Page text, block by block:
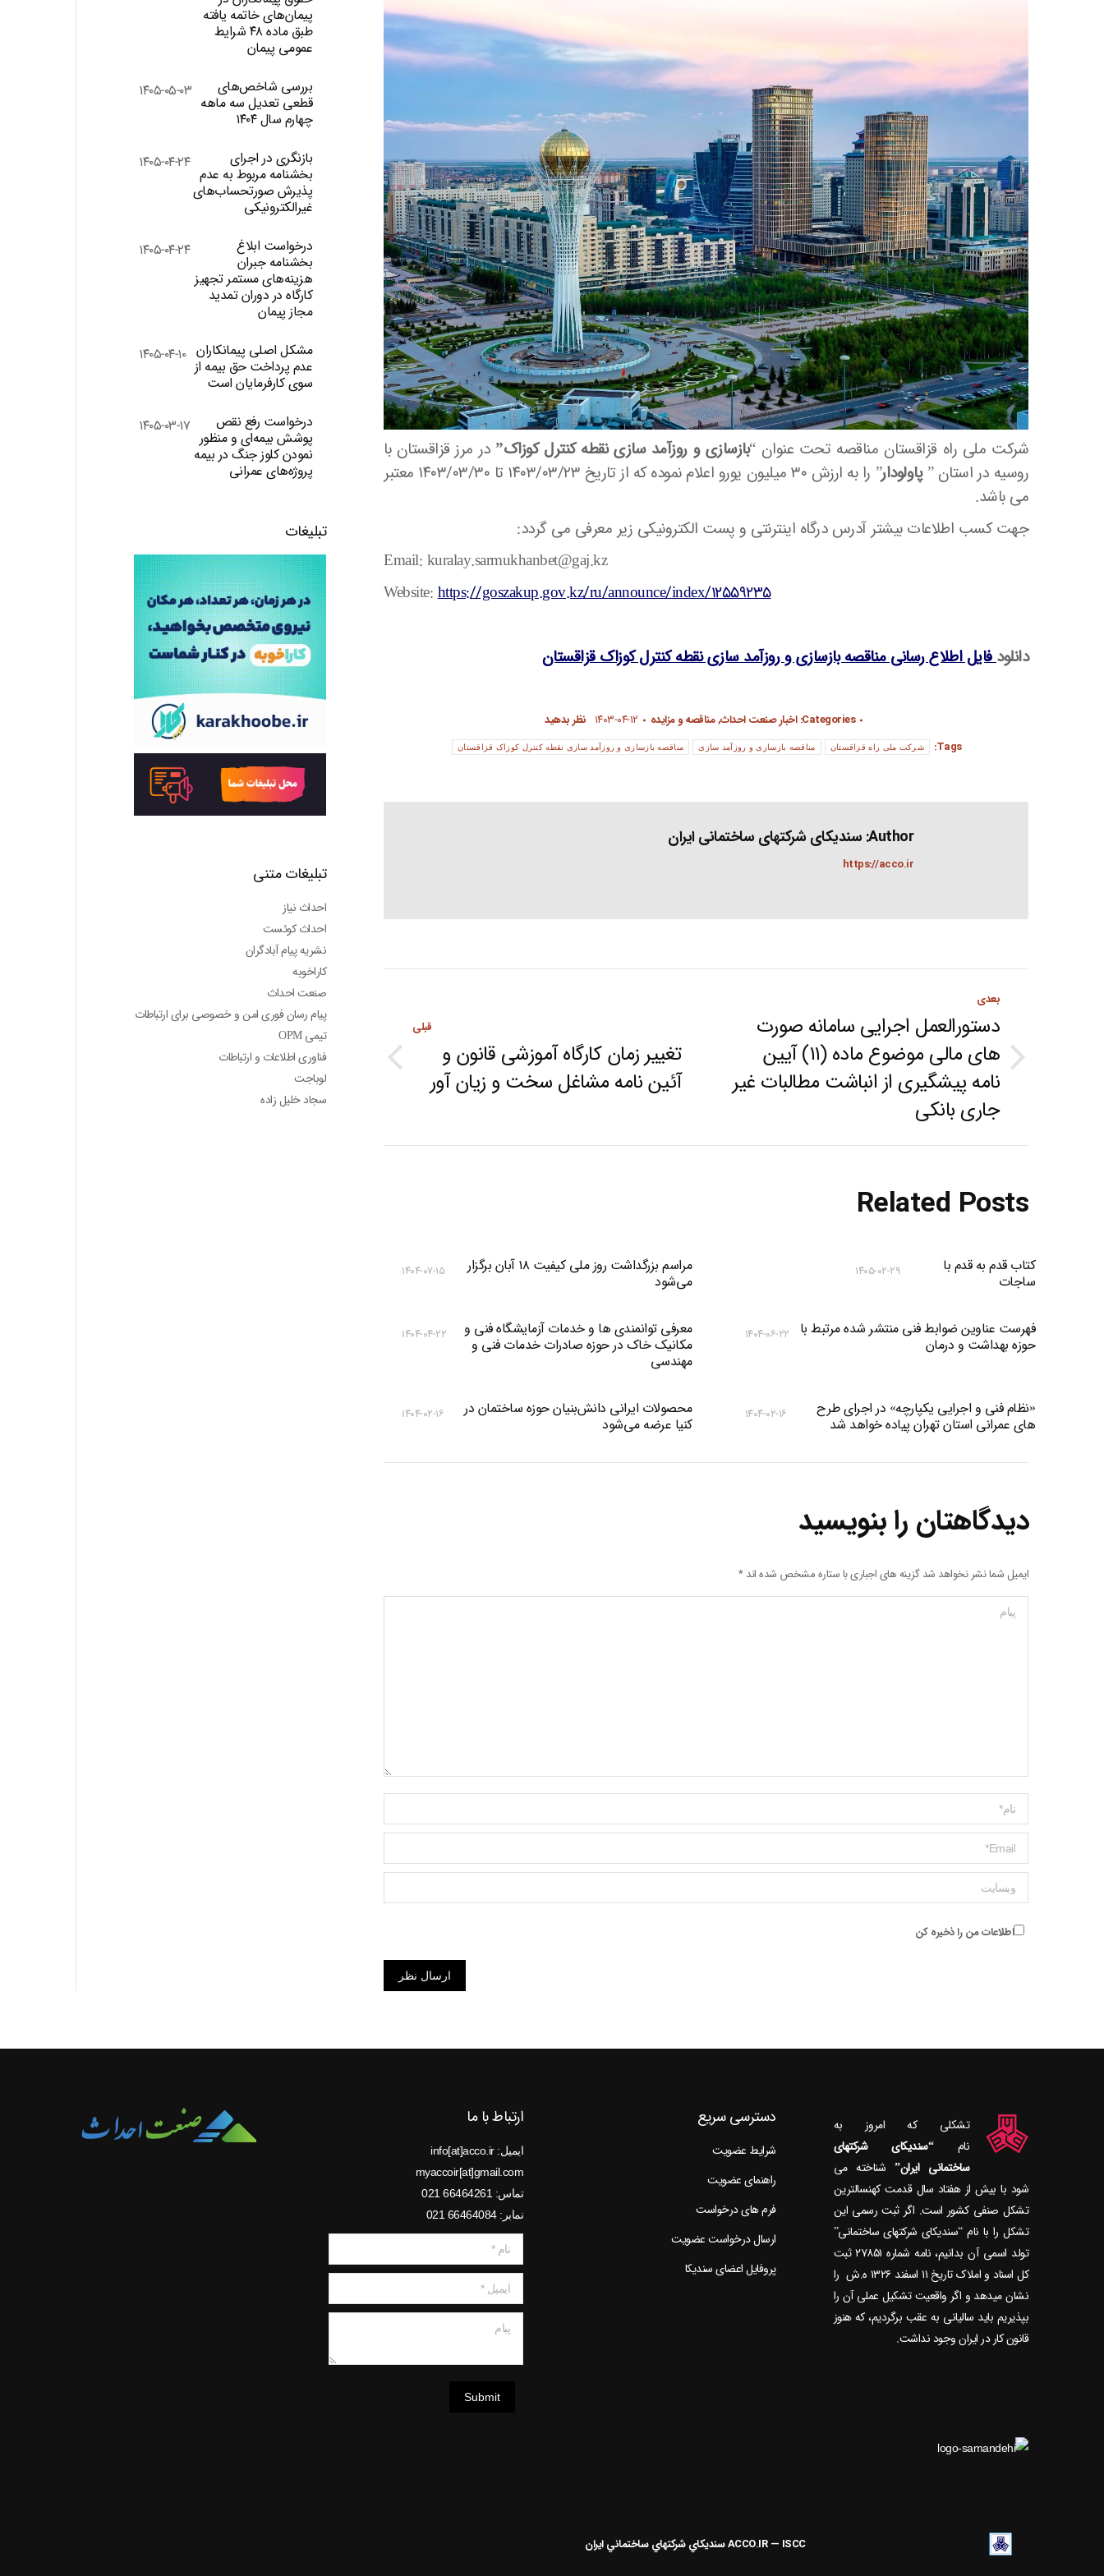
شرکت ملی راه قزاقستان مناقصه تحت عنوان “بازسازی و روزآمد سازی نقطه کنترل کوزاک”در مرز قزاقستان با
روسیه در استان ”پاولودار
” را به ارزش ۳۰ میلیون یورو اعلام نموده که از تاریخ ۱۴۰۳/۰۳/۲۳ تا ۱۴۰۳/۰۳/۳۰ معتبر
می باشد.
جهت کسب اطلاعات بیشتر آدرس درگاه اینترنتی و پست الکترونیکی زیر معرفی می گردد:
Email: kuralay.sarmukhanbet@gaj.kz
Website:https://goszakup.gov.kz/ru/announce/index/12559235
دانلودفایل اطلاع رسانی مناقصه بازسازی و روزآمد سازی نقطه کنترل کوزاک قزاقستان
Categories: اخبار صنعت احداث,مناقصه و مزایده ۱۴۰۳-۰۴-۱۲ نظر بدهید
Tags:
شرکت ملی راه قزاقستان مناقصه بازسازی و روزآمد سازی مناقصه بازسازی و روزآمد سازی نقطه کنترل کوزاک قزاقستان
Author: سندیکای شرکتهای ساختمانی ایران
https://acco.ir
Post
navigation قبلی
Previous
تغییر زمان کارگاه آموزشی قانون و
آئین نامه مشاغل سخت و زیان آور
بعدی
Next
post:
دستورالعمل اجرایی سامانه صورت
های مالی موضوع ماده (۱۱) آیین
نامه پیشگیری از انباشت مطالبات غیر
جاری بانکی
Related Posts
کتاب قدم به قدم با
ساجات
۱۴۰۵-۰۲-۲۹
مراسم بزرگداشت روز ملی کیفیت ۱۸ آبان برگزار
می‌شود
۱۴۰۴-۰۷-۱۵
فهرست عناوین ضوابط فنی منتشر شده مرتبط با
حوزه بهداشت و درمان
۱۴۰۴-۰۶-۲۲
معرفی توانمندی ها و خدمات آزمایشگاه فنی و
مکانیک خاک در حوزه صادرات خدمات فنی و
مهندسی
۱۴۰۴-۰۴-۲۲
«نظام فنی و اجرایی یکپارچه» در اجرای طرح
های عمرانی استان تهران پیاده خواهد شد
۱۴۰۴-۰۲-۱۶
محصولات ایرانی دانش‌بنیان‌ حوزه ساختمان در
کنیا عرضه می‌شود
۱۴۰۴-۰۲-۱۶
دیدگاهتان را بنویسید
ایمیل شما نشر نخواهد شد گزینه های اجباری با ستاره مشخص شده اند*
پیام
Name *
ایمیل *
وبسایت
اطلاعات من را ذخیره کن
ارسال نظر
پیمان‌های خاتمه یافته
طبق ماده ۴۸ شرایط
عمومی پیمان
بررسی شاخص‌های
قطعی تعدیل سه ماهه
چهارم سال ۱۴۰۴
۱۴۰۵-۰۵-۰۳
بازنگری در اجرای
بخشنامه مربوط به عدم
پذیرش صورتحساب‌های
غیرالکترونیکی
۱۴۰۵-۰۴-۲۴
درخواست ابلاغ
بخشنامه جبران
هزینه‌های مستمر تجهیز
کارگاه در دوران تمدید
مجاز پیمان
۱۴۰۵-۰۴-۲۴
مشکل اصلی پیمانکاران
عدم پرداخت حق بیمه از
سوی کارفرمایان است
۱۴۰۵-۰۴-۱۰
درخواست رفع نقص
پوشش بیمه‌ای و منظور
نمودن کلوز جنگ در بیمه
پروژه‌های عمرانی
۱۴۰۵-۰۳-۱۷
تبلیغات
تبلیغات متنی
احداث نیاز
احداث کوئست
نشریه پیام آبادگران
کاراخوبه
صنعت احداث
پیام رسان فوری امن و خصوصی برای ارتباطات
تیمی OPM
فناوری اطلاعات و ارتباطات
لوباجت
سجاد خلیل زاده
تشکلی که امروز به
نام“سندیکای شرکتهای
ساختمانی ایران”
شود با بیش از هفتاد سال قدمت کهنسال‎ترین
تشکل صنفی کشور است. اگر ثبت رسمی این
تشکل را با نام “سندیکای شرکتهای ساختمانی”
تولد اسمی آن بدانیم، نامه شماره ۲۷۸۵۱ ثبت
کل اسناد و املاک تاریخ ۱۱ اسفند ۱۳۲۶ ه.ش را
نشان می‎دهد و اگر واقعیت تشکیل عملی آن را
بپذیریم باید سالیانی به عقب برگردیم، که هنوز
قانون کار در ایران وجود نداشت.
دسترسی سریع
شرایط عضویت
راهنمای عضویت
فرم های درخواست
ارسال درخواست عضویت
پروفایل اعضای سندیکا
ارتباط با ما
ایمیل: info[at]acco.ir
myaccoir[at]gmail.com
تماس: 66464261 021
نمابر: 66464084 021
نام *
ایمیل *
Submit
ACCO.IR — ISCC سنديکاي شرکتهاي ساختماني ايران